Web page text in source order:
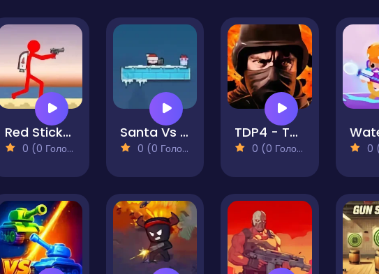
Red Stickman vs Craftmans 2
0 (0 Голосів)
Santa Vs Robots 2016
0 (0 Голосів)
TDP4 - Team Battle
0 (0 Голосів) 0